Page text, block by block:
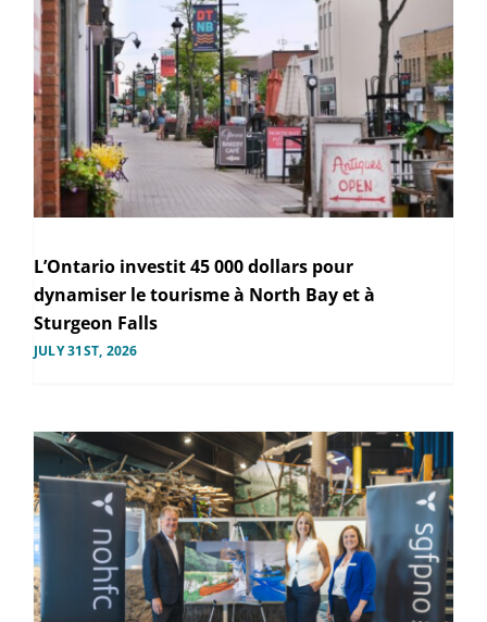
L’Ontario investit 45 000 dollars pour
dynamiser le tourisme à North Bay et à
Sturgeon Falls
JULY 31ST, 2026